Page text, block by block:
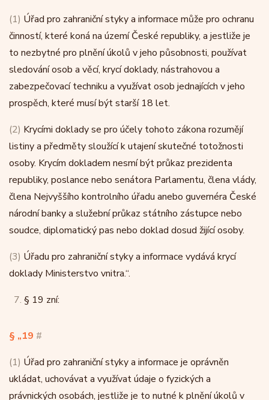
(1) Úřad pro zahraniční styky a informace může pro ochranu
činností, které koná na území České republiky, a jestliže je
to nezbytné pro plnění úkolů v jeho působnosti, používat
sledování osob a věcí, krycí doklady, nástrahovou a
zabezpečovací techniku a využívat osob jednajících v jeho
prospěch, které musí být starší 18 let.
(2) Krycími doklady se pro účely tohoto zákona rozumějí
listiny a předměty sloužící k utajení skutečné totožnosti
osoby. Krycím dokladem nesmí být průkaz prezidenta
republiky, poslance nebo senátora Parlamentu, člena vlády,
člena Nejvyššího kontrolního úřadu anebo guvernéra České
národní banky a služební průkaz státního zástupce nebo
soudce, diplomatický pas nebo doklad dosud žijící osoby.
(3) Úřadu pro zahraniční styky a informace vydává krycí
doklady Ministerstvo vnitra.“.
7. § 19 zní:
§ „19 #
(1) Úřad pro zahraniční styky a informace je oprávněn
ukládat, uchovávat a využívat údaje o fyzických a
právnických osobách, jestliže je to nutné k plnění úkolů v